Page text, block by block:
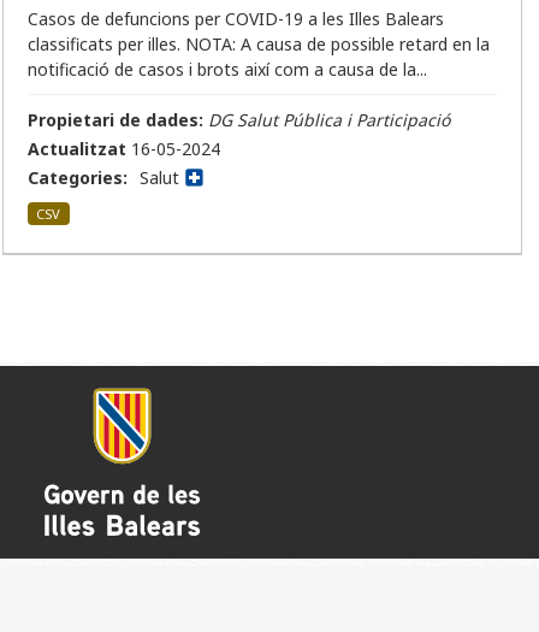
Casos de defuncions per COVID-19 a les Illes Balears
classificats per illes. NOTA: A causa de possible retard en la
notificació de casos i brots així com a causa de la...
Propietari de dades: DG Salut Pública i Participació
Actualitzat 16-05-2024
Categories: Salut
CSV